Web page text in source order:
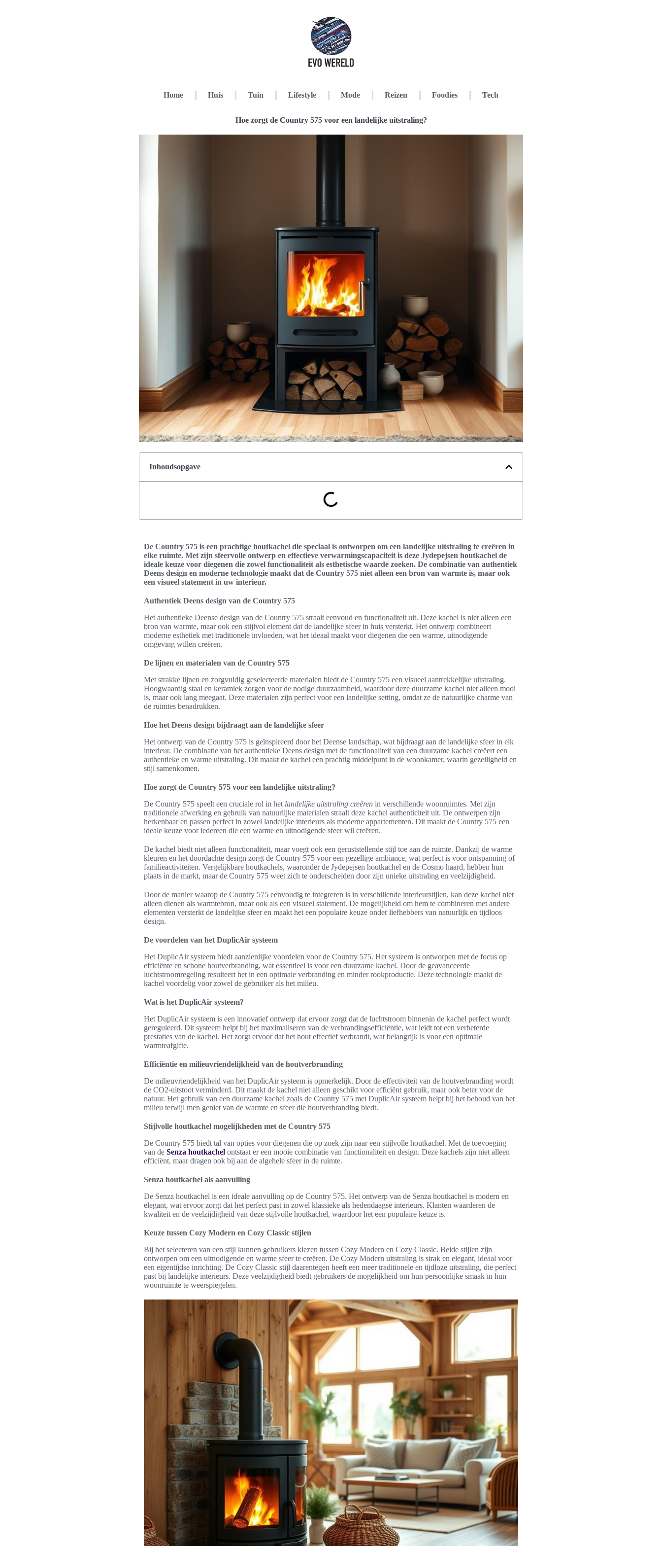
Home Huis Tuin Lifestyle Mode Reizen Foodies Tech
Hoe zorgt de Country 575 voor een landelijke uitstraling?
Inhoudsopgave
De Country 575 is een prachtige houtkachel die speciaal is ontworpen om een landelijke uitstraling te creëren in
elke ruimte. Met zijn sfeervolle ontwerp en effectieve verwarmingscapaciteit is deze Jydepejsen houtkachel de
ideale keuze voor diegenen die zowel functionaliteit als esthetische waarde zoeken. De combinatie van authentiek
Deens design en moderne technologie maakt dat de Country 575 niet alleen een bron van warmte is, maar ook
een visueel statement in uw interieur.
Authentiek Deens design van de Country 575
Het authentieke Deense design van de Country 575 straalt eenvoud en functionaliteit uit. Deze kachel is niet alleen een
bron van warmte, maar ook een stijlvol element dat de landelijke sfeer in huis versterkt. Het ontwerp combineert
moderne esthetiek met traditionele invloeden, wat het ideaal maakt voor diegenen die een warme, uitnodigende
omgeving willen creëren.
De lijnen en materialen van de Country 575
Met strakke lijnen en zorgvuldig geselecteerde materialen biedt de Country 575 een visueel aantrekkelijke uitstraling.
Hoogwaardig staal en keramiek zorgen voor de nodige duurzaamheid, waardoor deze duurzame kachel niet alleen mooi
is, maar ook lang meegaat. Deze materialen zijn perfect voor een landelijke setting, omdat ze de natuurlijke charme van
de ruimtes benadrukken.
Hoe het Deens design bijdraagt aan de landelijke sfeer
Het ontwerp van de Country 575 is geïnspireerd door het Deense landschap, wat bijdraagt aan de landelijke sfeer in elk
interieur. De combinatie van het authentieke Deens design met de functionaliteit van een duurzame kachel creëert een
authentieke en warme uitstraling. Dit maakt de kachel een prachtig middelpunt in de woonkamer, waarin gezelligheid en
stijl samenkomen.
Hoe zorgt de Country 575 voor een landelijke uitstraling?
De Country 575 speelt een cruciale rol in het landelijke uitstraling creëren in verschillende woonruimtes. Met zijn
traditionele afwerking en gebruik van natuurlijke materialen straalt deze kachel authenticiteit uit. De ontwerpen zijn
herkenbaar en passen perfect in zowel landelijke interieurs als moderne appartementen. Dit maakt de Country 575 een
ideale keuze voor iedereen die een warme en uitnodigende sfeer wil creëren.
De kachel biedt niet alleen functionaliteit, maar voegt ook een geruststellende stijl toe aan de ruimte. Dankzij de warme
kleuren en het doordachte design zorgt de Country 575 voor een gezellige ambiance, wat perfect is voor ontspanning of
familieactiviteiten. Vergelijkbare houtkachels, waaronder de Jydepejsen houtkachel en de Cosmo haard, hebben hun
plaats in de markt, maar de Country 575 weet zich te onderscheiden door zijn unieke uitstraling en veelzijdigheid.
Door de manier waarop de Country 575 eenvoudig te integreren is in verschillende interieurstijlen, kan deze kachel niet
alleen dienen als warmtebron, maar ook als een visueel statement. De mogelijkheid om hem te combineren met andere
elementen versterkt de landelijke sfeer en maakt het een populaire keuze onder liefhebbers van natuurlijk en tijdloos
design.
De voordelen van het DuplicAir systeem
Het DuplicAir systeem biedt aanzienlijke voordelen voor de Country 575. Het systeem is ontworpen met de focus op
efficiënte en schone houtverbranding, wat essentieel is voor een duurzame kachel. Door de geavanceerde
luchtstroomregeling resulteert het in een optimale verbranding en minder rookproductie. Deze technologie maakt de
kachel voordelig voor zowel de gebruiker als het milieu.
Wat is het DuplicAir systeem?
Het DuplicAir systeem is een innovatief ontwerp dat ervoor zorgt dat de luchtstroom binnenin de kachel perfect wordt
gereguleerd. Dit systeem helpt bij het maximaliseren van de verbrandingsefficiëntie, wat leidt tot een verbeterde
prestaties van de kachel. Het zorgt ervoor dat het hout effectief verbrandt, wat belangrijk is voor een optimale
warmteafgifte.
Efficiëntie en milieuvriendelijkheid van de houtverbranding
De milieuvriendelijkheid van het DuplicAir systeem is opmerkelijk. Door de effectiviteit van de houtverbranding wordt
de CO2-uitstoot verminderd. Dit maakt de kachel niet alleen geschikt voor efficiënt gebruik, maar ook beter voor de
natuur. Het gebruik van een duurzame kachel zoals de Country 575 met DuplicAir systeem helpt bij het behoud van het
milieu terwijl men geniet van de warmte en sfeer die houtverbranding biedt.
Stijlvolle houtkachel mogelijkheden met de Country 575
De Country 575 biedt tal van opties voor diegenen die op zoek zijn naar een stijlvolle houtkachel. Met de toevoeging
van de Senza houtkachel ontstaat er een mooie combinatie van functionaliteit en design. Deze kachels zijn niet alleen
efficiënt, maar dragen ook bij aan de algehele sfeer in de ruimte.
Senza houtkachel als aanvulling
De Senza houtkachel is een ideale aanvulling op de Country 575. Het ontwerp van de Senza houtkachel is modern en
elegant, wat ervoor zorgt dat het perfect past in zowel klassieke als hedendaagse interieurs. Klanten waarderen de
kwaliteit en de veelzijdigheid van deze stijlvolle houtkachel, waardoor het een populaire keuze is.
Keuze tussen Cozy Modern en Cozy Classic stijlen
Bij het selecteren van een stijl kunnen gebruikers kiezen tussen Cozy Modern en Cozy Classic. Beide stijlen zijn
ontworpen om een uitnodigende en warme sfeer te creëren. De Cozy Modern uitstraling is strak en elegant, ideaal voor
een eigentijdse inrichting. De Cozy Classic stijl daarentegen heeft een meer traditionele en tijdloze uitstraling, die perfect
past bij landelijke interieurs. Deze veelzijdigheid biedt gebruikers de mogelijkheid om hun persoonlijke smaak in hun
woonruimte te weerspiegelen.